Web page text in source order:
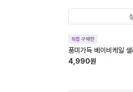
직접 구매한
풍미가득 베이비케일
4,990원